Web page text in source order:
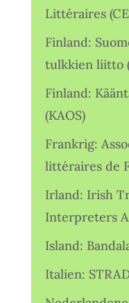
Littéraires
Finland:
tulkkien liitto
Finland:
(KAOS)
Frankrig:
littéraires de
Irland: Irish
Interpreters
Island:
Italien: